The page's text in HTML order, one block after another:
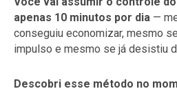
apenas 10 minutos por dia —
conseguiu economizar, mesmo
impulso e mesmo se já desistiu
Descobri esse método no